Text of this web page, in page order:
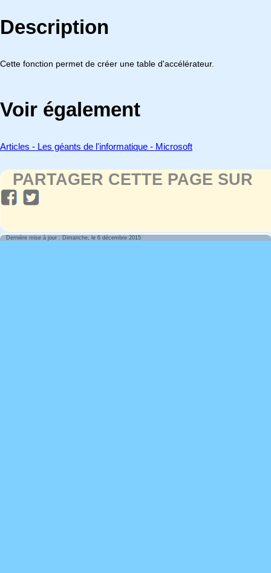
Description
Cette fonction permet de créer une table d'accélérateur.
Voir également
Articles - Les géants de l'informatique - Microsoft
PARTAGER CETTE PAGE SUR
Dernière mise à jour : Dimanche, le 6 décembre 2015